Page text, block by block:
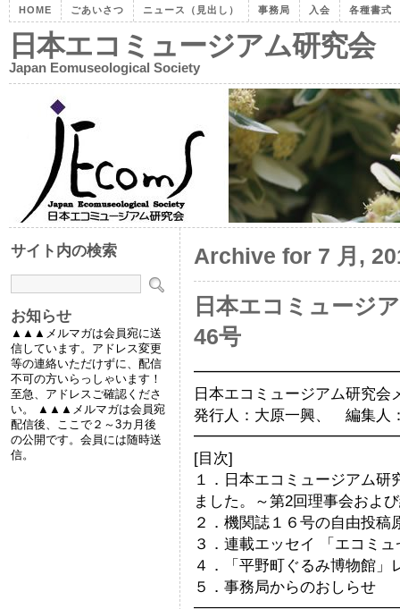
HOME ごあいさつ ニュース（見出し） 事務局 入会 各種書式
日本エコミュージアム研究会
Japan Eomuseological Society
Archive for 7 月,
日本エコミュージ
46号
日本エコミュージアム研究
発行人：大原一興、 編集人
[目次]
１．日本エコミュージアム
ました。～第2回理事会およ
２．機関誌１６号の自由投稿
３．連載エッセイ 「エコミ
４．「平野町ぐるみ博物館」
５．事務局からのおしらせ
サイト内の検索
お知らせ
▲▲▲メルマガは会員宛に送
信しています。アドレス変更
等の連絡いただけずに、配信
不可の方いらっしゃいます！
至急、アドレスご確認くださ
い。 ▲▲▲メルマガは会員宛
配信後、ここで２～3カ月後
の公開です。会員には随時送
信。